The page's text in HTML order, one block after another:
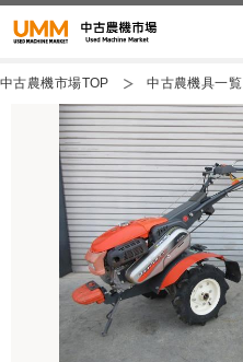
中古農機市場TOP 中古農機具一覧